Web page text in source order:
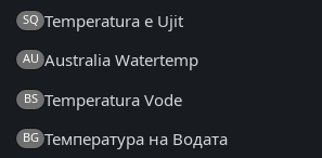
SQ Temperatura e Ujit
AU Australia Watertemp
BS Temperatura Vode
BG Температура на Водата